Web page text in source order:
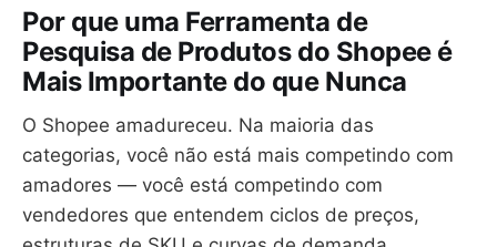
Por que uma Ferramenta de
Pesquisa de Produtos do Shopee é
Mais Importante do que Nunca
O Shopee amadureceu. Na maioria das
categorias, você não está mais competindo com
amadores — você está competindo com
vendedores que entendem ciclos de preços,